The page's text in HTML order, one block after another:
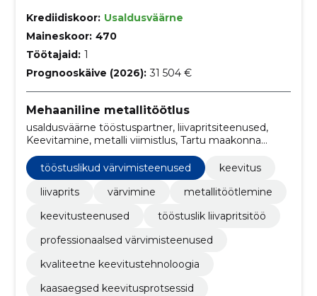
Krediidiskoor: Usaldusväärne
Maineskoor: 470
Töötajaid: 1
Prognooskäive (2026): 31 504 €
Mehaaniline metallitöötlus
usaldusväärne tööstuspartner, liivapritsiteenused,
Keevitamine, metalli viimistlus, Tartu maakonna
metallitööd, Euroopa Sotsiaalfondi projekt,
tööstuslikud värvimisteenused, liivapritsitehnoloogia,
kvaliteetne keevitus, metallitöö ekspertiis
tööstuslikud värvimisteenused
keevitus
liivaprits
värvimine
metallitöötlemine
keevitusteenused
tööstuslik liivapritsitöö
professionaalsed värvimisteenused
kvaliteetne keevitustehnoloogia
kaasaegsed keevitusprotsessid